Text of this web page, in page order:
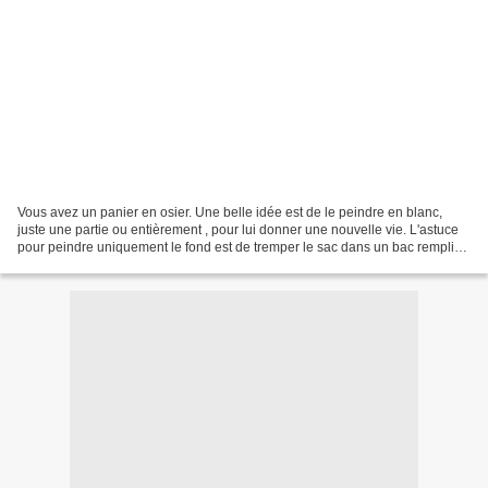
Vous avez un panier en osier. Une belle idée est de le peindre en blanc,
juste une partie ou entièrement , pour lui donner une nouvelle vie. L'astuce
pour peindre uniquement le fond est de tremper le sac dans un bac rempli